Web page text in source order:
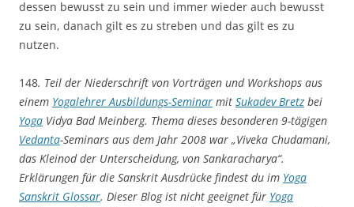
dessen bewusst zu sein und immer wieder auch bewusst
zu sein, danach gilt es zu streben und das gilt es zu
nutzen.
148. Teil der Niederschrift von Vorträgen und Workshops aus
einem Yogalehrer Ausbildungs-Seminar mit Sukadev Bretz bei
Yoga Vidya Bad Meinberg. Thema dieses besonderen 9-tägigen
Vedanta-Seminars aus dem Jahr 2008 war „Viveka Chudamani,
das Kleinod der Unterscheidung, von Sankaracharya“.
Erklärungen für die Sanskrit Ausdrücke findest du im Yoga
Sanskrit Glossar. Dieser Blog ist nicht geeignet für Yoga